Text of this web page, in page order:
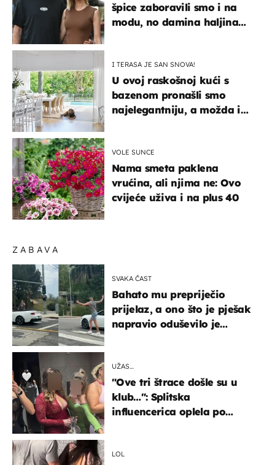
ZABAVA
SVAKA ČAST
Bahato mu prepriječio
prijelaz, a ono što je pješak
napravio oduševilo je
UŽAS…
"Ove tri štrace došle su u
klub…": Splitska
influencerica oplela po
LOL
špice zaboravili smo i na
modu, no damina haljina
I TERASA JE SAN SNOVA!
U ovoj raskošnoj kući s
bazenom pronašli smo
najelegantniju, a možda i
VOLE SUNCE
Nama smeta paklena
vrućina, ali njima ne: Ovo
cvijeće uživa i na plus 40